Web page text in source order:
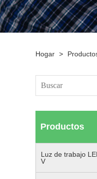
Hogar >
Productos
Luz de trabajo
V